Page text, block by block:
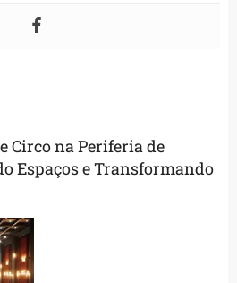
Circo na Periferia de
Espaços e Transformando